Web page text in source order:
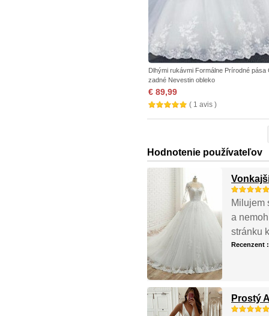
Dlhými rukávmi Formálne Prírodné pása
zadné Nevestin obleko
€ 89,99
( 1 avis )
Hodnotenie používateľov
Milujem
a
stránku
Recenzent
Prostý